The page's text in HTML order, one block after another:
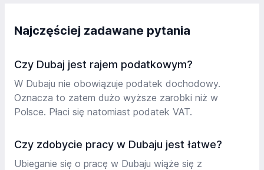
Najczęściej zadawane pytania
Czy Dubaj jest rajem podatkowym?
W Dubaju nie obowiązuje podatek dochodowy.
Oznacza to zatem dużo wyższe zarobki niż w
Polsce. Płaci się natomiast podatek VAT.
Czy zdobycie pracy w Dubaju jest łatwe?
Ubieganie się o pracę w Dubaju wiąże się z